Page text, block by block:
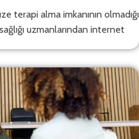
terapi alma imkanının olmadığı
uzmanlarından internet